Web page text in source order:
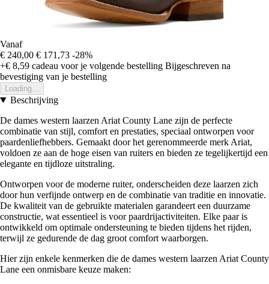
Vanaf
€ 240,00 € 171,73 -28%
+€ 8,59 cadeau voor je volgende bestelling Bijgeschreven na
bevestiging van je bestelling
Loading...
Beschrijving
De dames western laarzen Ariat County Lane zijn de perfecte
combinatie van stijl, comfort en prestaties, speciaal ontworpen voor
paardenliefhebbers. Gemaakt door het gerenommeerde merk Ariat,
voldoen ze aan de hoge eisen van ruiters en bieden ze tegelijkertijd een
elegante en tijdloze uitstraling.
Ontworpen voor de moderne ruiter, onderscheiden deze laarzen zich
door hun verfijnde ontwerp en de combinatie van traditie en innovatie.
De kwaliteit van de gebruikte materialen garandeert een duurzame
constructie, wat essentieel is voor paardrijactiviteiten. Elke paar is
ontwikkeld om optimale ondersteuning te bieden tijdens het rijden,
terwijl ze gedurende de dag groot comfort waarborgen.
Hier zijn enkele kenmerken die de dames western laarzen Ariat County
Lane een onmisbare keuze maken: